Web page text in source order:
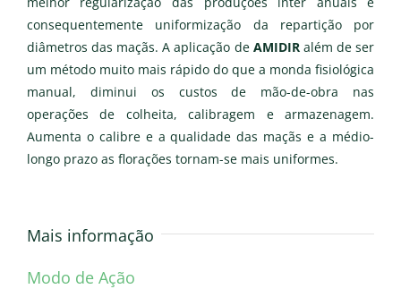
consequentemente uniformização da repartição por
diâmetros das maçãs. A aplicação de AMIDIRalém de ser
um método muito mais rápido do que a monda fisiológica
manual, diminui os custos de mão-de-obra nas
operações de colheita, calibragem e armazenagem.
Aumenta o calibre e a qualidade das maçãs e a médio-
longo prazo as florações tornam-se mais uniformes.
Mais informação
Modo de Ação